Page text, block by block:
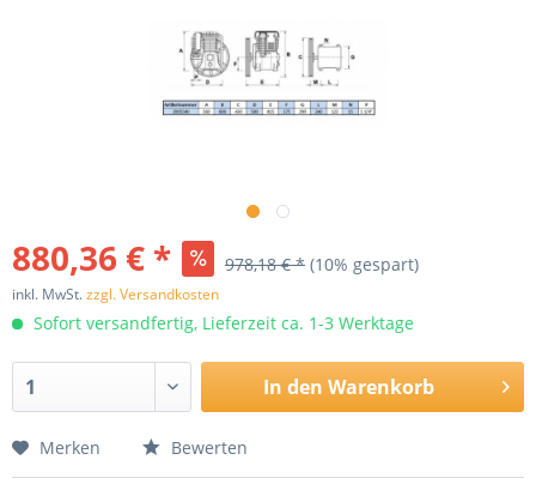
880,36 € * 978,18 € * (10% gespart)
inkl. MwSt.zzgl. Versandkosten
Sofort versandfertig, Lieferzeit ca. 1-3 Werktage
In den Warenkorb
Merken Bewerten